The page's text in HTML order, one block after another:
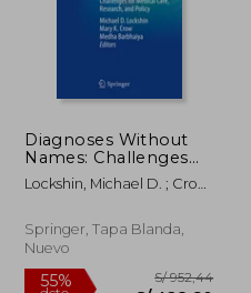
Diagnoses Without
Names: Challenges
for Medical Care,
Research, and Policy
Lockshin, Michael D. ; Crow,
Springer, Tapa Blanda,
Nuevo